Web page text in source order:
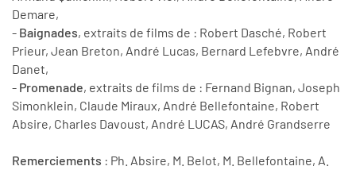
Demare,
- Baignades, extraits de films de : Robert Dasché, Robert
Prieur, Jean Breton, André Lucas, Bernard Lefebvre, André
Danet,
- Promenade, extraits de films de : Fernand Bignan, Joseph
Simonklein, Claude Miraux, André Bellefontaine, Robert
Absire, Charles Davoust, André LUCAS, André Grandserre
Remerciements : Ph. Absire, M. Belot, M. Bellefontaine, A.